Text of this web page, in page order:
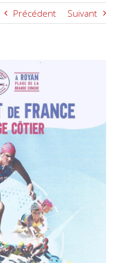
Précédent Suivant